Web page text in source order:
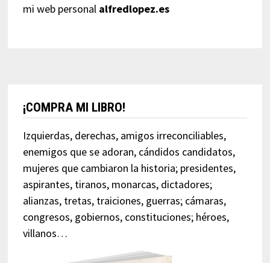
mi web personal alfredlopez.es
¡COMPRA MI LIBRO!
Izquierdas, derechas, amigos irreconciliables,
enemigos que se adoran, cándidos candidatos,
mujeres que cambiaron la historia; presidentes,
aspirantes, tiranos, monarcas, dictadores;
alianzas, tretas, traiciones, guerras; cámaras,
congresos, gobiernos, constituciones; héroes,
villanos…